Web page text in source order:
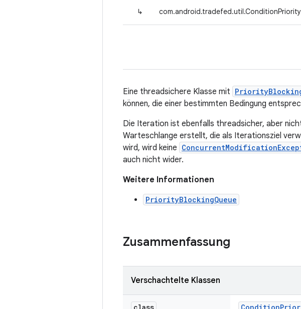
↳
Eine threadsichere Klasse mit
können, die einer bestimmten Bedingung
Die Iteration ist ebenfalls threadsicher, aber
Warteschlange erstellt, die als Iterationsziel
wird, wird keine
auch nicht wider.
Weitere Informationen
PriorityBlockingQueue
Zusammenfassung
Verschachtelte Klassen